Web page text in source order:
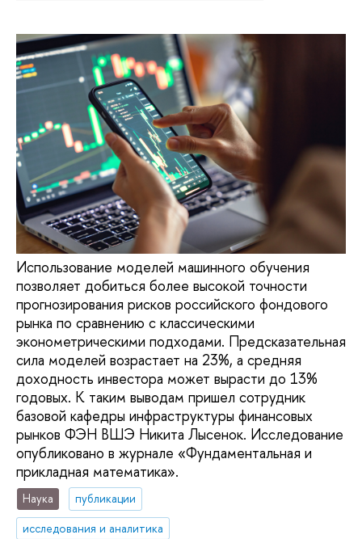
Использование моделей машинного обучения
позволяет добиться более высокой точности
прогнозирования рисков российского фондового
рынка по сравнению с классическими
эконометрическими подходами. Предсказательная
сила моделей возрастает на 23%, а средняя
доходность инвестора может вырасти до 13%
годовых. К таким выводам пришел сотрудник
базовой кафедры инфраструктуры финансовых
рынков ФЭН ВШЭ Никита Лысенок. Исследование
опубликовано в журнале «Фундаментальная и
прикладная математика».
Наука
публикации
исследования и аналитика